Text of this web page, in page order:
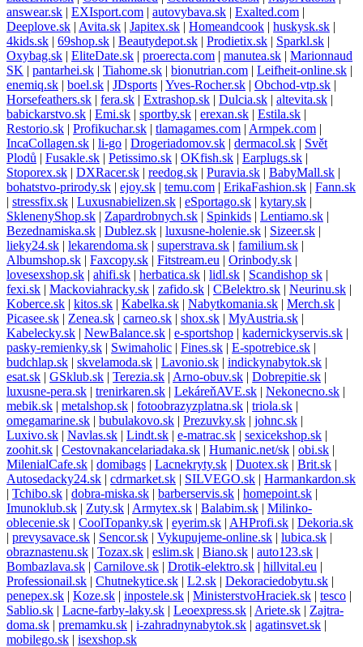
answear.sk | EXIsport.com | autovybava.sk | Exalted.com |
Deeplove.sk | Avita.sk | Japitex.sk | Homeandcook | huskysk.sk |
4kids.sk | 69shop.sk | Beautydepot.sk | Prodietix.sk | Sparkl.sk |
Oxybag.sk | EliteDate.sk | proerecta.com | manutea.sk | Marionnaud
SK | pantarhei.sk | Tiahome.sk | bionutrian.com | Leifheit-online.sk |
enemiq.sk | boel.sk | JDsports | Yves-Rocher.sk | Obchod-vtp.sk |
Horsefeathers.sk | fera.sk | Extrashop.sk | Dulcia.sk | altevita.sk |
babickarstvo.sk | Emi.sk | sportby.sk | erexan.sk | Estila.sk |
Restorio.sk | Profikuchar.sk | tlamagames.com | Armpek.com |
IncaCollagen.sk | li-go | Drogeriadomov.sk | dermacol.sk | Svět
Plodů | Fusakle.sk | Petissimo.sk | OKfish.sk | Earplugs.sk |
Stoporex.sk | DXRacer.sk | reedog.sk | Puravia.sk | BabyMall.sk |
bohatstvo-prirody.sk | ejoy.sk | temu.com | ErikaFashion.sk | Fann.sk
| stressfix.sk | Luxusnabielizen.sk | eSportago.sk | kytary.sk |
SklenenyShop.sk | Zapardrobnych.sk | Spinkids | Lentiamo.sk |
Bezednamiska.sk | Dublez.sk | luxusne-holenie.sk | Sizeer.sk |
lieky24.sk | lekarendoma.sk | superstrava.sk | familium.sk |
Albumshop.sk | Faxcopy.sk | Fitstream.eu | Orinbody.sk |
lovesexshop.sk | ahifi.sk | herbatica.sk | lidl.sk | Scandishop sk |
fexi.sk | Mackoviahracky.sk | zafido.sk | CBelektro.sk | Neurinu.sk |
Koberce.sk | kitos.sk | Kabelka.sk | Nabytkomania.sk | Merch.sk |
Picasee.sk | Zenea.sk | carneo.sk | shox.sk | MyAustria.sk |
Kabelecky.sk | NewBalance.sk | e-sportshop | kadernickyservis.sk |
pasky-remienky.sk | Swimaholic | Fines.sk | E-spotrebice.sk |
budchlap.sk | skvelamoda.sk | Lavonio.sk | indickynabytok.sk |
esat.sk | GSklub.sk | Terezia.sk | Arno-obuv.sk | Dobrepitie.sk |
luxusne-pera.sk | trenirkaren.sk | LekáreňAVE.sk | Nekonecno.sk |
mebik.sk | metalshop.sk | fotoobrazyzplatna.sk | triola.sk |
omegamarine.sk | bubulakovo.sk | Prezuvky.sk | johnc.sk |
Luxivo.sk | Navlas.sk | Lindt.sk | e-matrac.sk | sexicekshop.sk |
zoohit.sk | Cestovnakancelariadaka.sk | Humanic.net/sk | obi.sk |
MilenialCafe.sk | domibags | Lacnekryty.sk | Duotex.sk | Brit.sk |
Autosedacky24.sk | cdrmarket.sk | SILVEGO.sk | Harmankardon.sk
| Tchibo.sk | dobra-miska.sk | barberservis.sk | homepoint.sk |
Imunoklub.sk | Zuty.sk | Armytex.sk | Balabim.sk | Milinko-
oblecenie.sk | CoolTopanky.sk | eyerim.sk | AHProfi.sk | Dekoria.sk
| prevysavace.sk | Sencor.sk | Vykupujeme-online.sk | lubica.sk |
obraznastenu.sk | Tozax.sk | eslim.sk | Biano.sk | auto123.sk |
Bombazlava.sk | Carnilove.sk | Drotik-elektro.sk | hillvital.eu |
Professionail.sk | Chutnekytice.sk | L2.sk | Dekoraciedobytu.sk |
penepex.sk | Koze.sk | inpostele.sk | MinisterstvoHraciek.sk | tesco |
Sablio.sk | Lacne-farby-laky.sk | Leoexpress.sk | Ariete.sk | Zajtra-
doma.sk | premamku.sk | i-zahradnynabytok.sk | agatinsvet.sk |
mobilego.sk | isexshop.sk